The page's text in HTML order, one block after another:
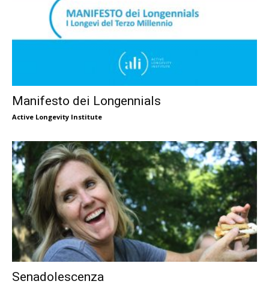
Manifesto dei Longennials
Active Longevity Institute
Senadolescenza